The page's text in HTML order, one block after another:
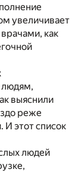
увеличивает
как
выяснили
реже
И этот список
людей